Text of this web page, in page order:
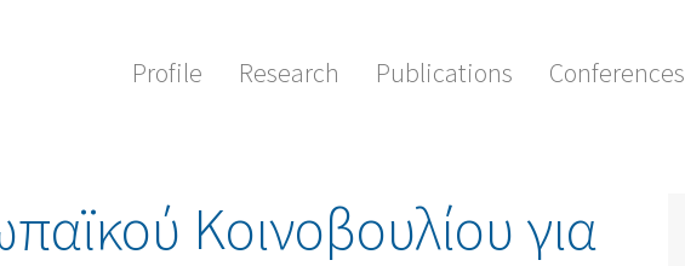
Profile Research Publications Conferences
Κοινοβουλίου για